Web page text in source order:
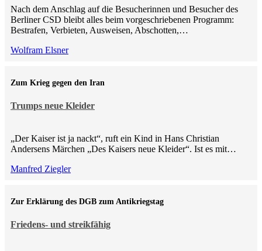
Nach dem Anschlag auf die Besucherinnen und Besucher des
Berliner CSD bleibt alles beim vorgeschriebenen Programm:
Bestrafen, Verbieten, Ausweisen, Abschotten,…
Wolfram Elsner
Trumps neue Kleider
Zum Krieg gegen den Iran
„Der Kaiser ist ja nackt“, ruft ein Kind in Hans Christian
Andersens Märchen „Des Kaisers neue Kleider“. Ist es mit…
Manfred Ziegler
Friedens- und streikfähig
Zur Erklärung des DGB zum Antikriegstag